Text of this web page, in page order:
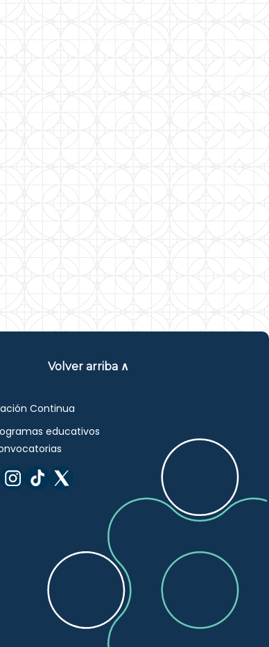
Volver arriba ∧
Continua
educativos